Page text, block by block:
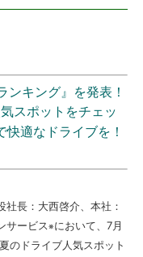
ンキング』を発表！
スポットをチェッ
適なドライブを！
長：大西啓介、本社：
サービス※において、7月
のドライブ人気スポット